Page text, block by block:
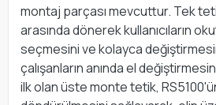
montaj parçası mevcuttur. Tek
arasında dönerek kullanıcıların
seçmesini ve kolayca
çalışanların anında el
ilk olan üste monte tetik,